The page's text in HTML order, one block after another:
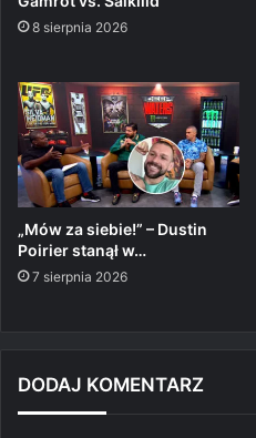
8 sierpnia 2026
„Mów za siebie!” – Dustin
Poirier stanął w…
7 sierpnia 2026
DODAJ KOMENTARZ